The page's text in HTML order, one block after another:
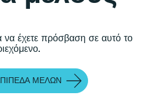
να έχετε πρόσβαση σε αυτό το
ΜΕΛΏΝ